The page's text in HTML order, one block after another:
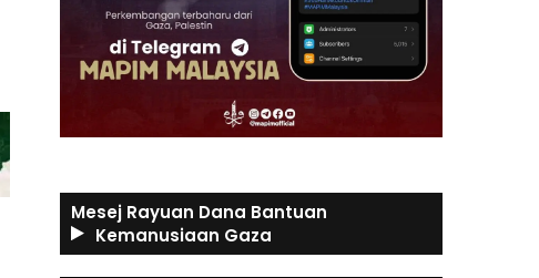
Mesej Rayuan Dana Bantuan
Kemanusiaan Gaza